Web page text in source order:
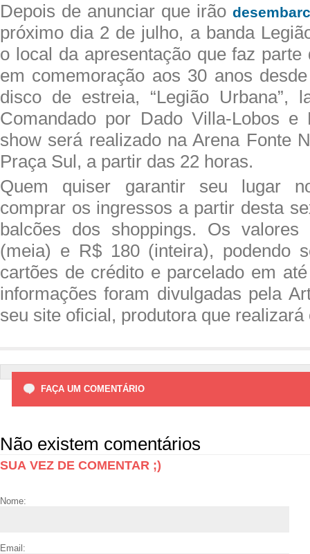
Depois de anunciar que irão
próximo dia 2 de julho, a banda
o local da apresentação que faz parte
em comemoração aos 30 anos
disco de estreia, “Legião Urbana”,
Comandado por Dado Villa-Lobos e
show será realizado na Arena Fonte
Praça Sul, a partir das 22 horas.
Quem quiser garantir seu lugar
comprar os ingressos a partir desta
balcões dos shoppings. Os
(meia) e R$ 180 (inteira), podendo
cartões de crédito e parcelado em
informações foram divulgadas pela
seu site oficial, produtora que realizará
FAÇA UM COMENTÁRIO
Não existem comentários
SUA VEZ DE COMENTAR ;)
Nome:
Email: